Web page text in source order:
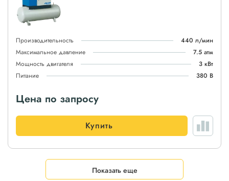
Производительность
440 л/мин
Максимальное давление
7.5 атм
Мощность двигателя
3 кВт
Питание
380 В
Цена по запросу
Купить
Показать еще